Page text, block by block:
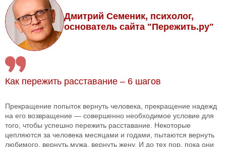
Дмитрий Семеник, психолог,
основатель сайта "Пережить.ру"
Как пережить расставание – 6 шагов
Прекращение попыток вернуть человека, прекращение надежд
на его возвращение — совершенно необходимое условие для
того, чтобы успешно пережить расставание. Некоторые
цепляются за человека месяцами и годами, пытаются вернуть
любимого, вернуть мужа, вернуть жену. И до тех пор, пока они